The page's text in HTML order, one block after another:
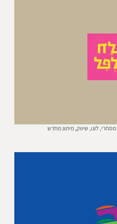
מסחרי, לוגו, שיווק, מיתוג מחדש